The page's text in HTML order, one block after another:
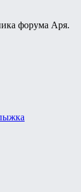
форума Аря.